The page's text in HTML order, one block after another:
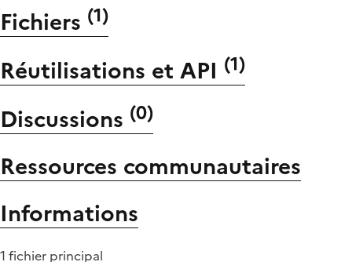
Fichiers (1)
Réutilisations et API (1)
Discussions (0)
Ressources communautaires
Informations
1 fichier principal